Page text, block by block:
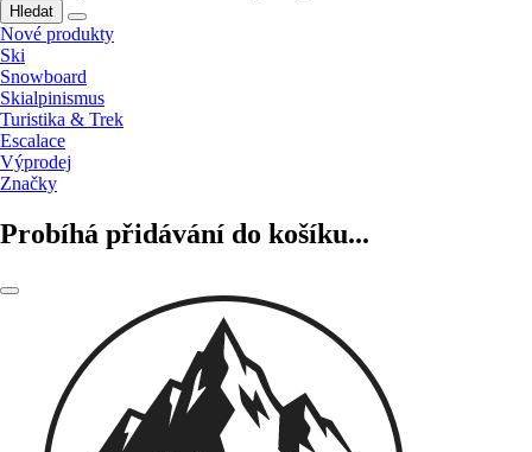
Hledat
Nové produkty
Ski
Snowboard
Skialpinismus
Turistika & Trek
Escalace
Výprodej
Značky
Probíhá přidávání do košíku...